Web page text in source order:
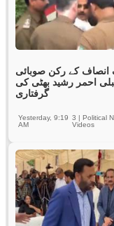
انصاف کے رکن صوبائی
احمر رشید بھٹی کی
گرفتاری
3 |Political
Videos
Yesterday, 9:19
AM